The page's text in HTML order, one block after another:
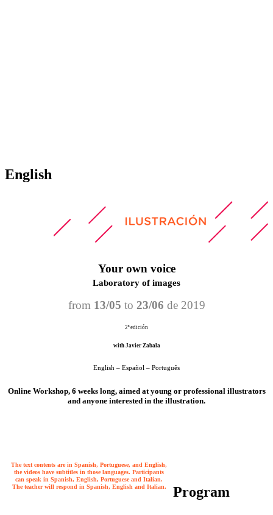
English
Your own voice
Laboratory of images
from13/05 to 23/06 de 2019
2ª edición
with Javier Zabala
English – Español – Português
Online Workshop, 6 weeks long, aimed at young or professional illustrators
and anyone interested in the illustration.
The text contents are in Spanish, Portuguese, and English,
the videos have subtitles in those languages. Participants
can speak in Spanish, English, Portuguese and Italian.
The teacher will respond in Spanish, English and Italian.
Program